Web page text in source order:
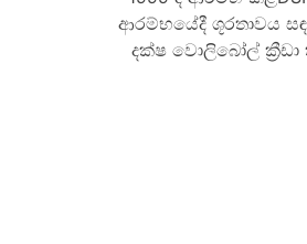
ආරම්භයේදී ශූරතාවය
දක්ෂ වොලිබෝල්